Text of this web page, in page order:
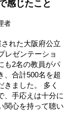
感じたこと
者
れた大阪府公立
レゼンテーショ
も2名の教員がパ
、合計500名を超
きました。 多く
、手応えは十分に
関心を持って聴い